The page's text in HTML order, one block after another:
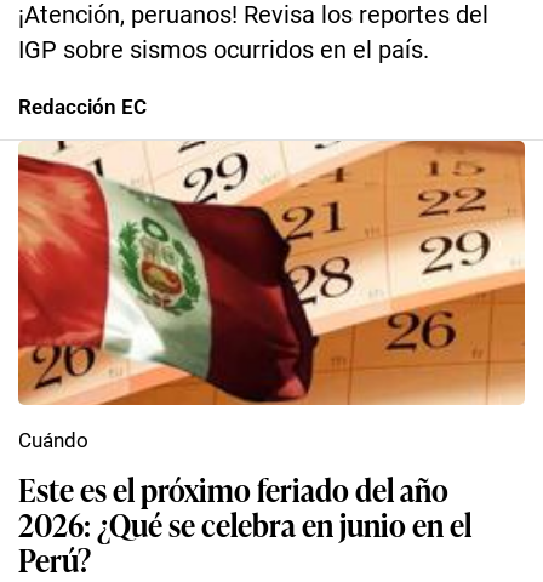
¡Atención, peruanos! Revisa los reportes del
IGP sobre sismos ocurridos en el país.
Redacción EC
Este es el próximo feriado del año
2026: ¿Qué se celebra en junio en el
Perú?
Cuándo